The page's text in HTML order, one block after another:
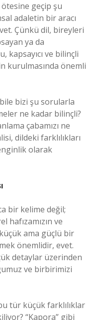
geçip şu
adaletin bir aracı
Çünkü dil, bireyleri
ya da
ve bilinçli
kurulmasında önemli
bizi şu sorularla
ne kadar bilinçli?
çabamızı ne
dildeki farklılıkları
olarak
bir kelime değil;
ve
küçük ama güçlü bir
önemlidir, evet.
detaylar üzerinden
ve birbirimizi
tür küçük farklılıklar
“Kapora” gibi